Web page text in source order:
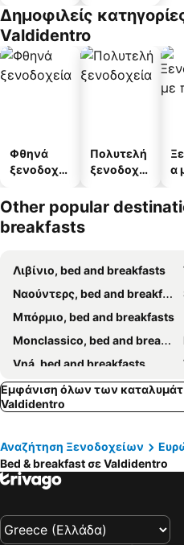
άτων
Δημοφιλείς
Valdidentro
Φθηνά
ξενοδοχεί
Πολυτελή
ξενοδοχεί
α
Other popular
breakfasts
Λιβίνιο, bed and breakfasts
Ναούντερς, bed and breakfasts
Μπόρμιο, bed and breakfasts
Monclassico, bed and breakfasts
Vná, bed and breakfasts
Pellizzano, bed and breakfasts
Schlanders, bed and breakfasts
Male, bed and breakfasts
Poggiridenti, bed and breakfasts
Latsch, bed and breakfasts
Εμφάνιση όλων των
Valdidentro
Αναζήτηση Ξενοδοχείων
Bed & breakfast σε Valdidentro